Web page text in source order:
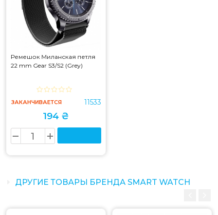
Ремешок Миланская петля
22 mm Gear S3/S2 (Grey)
ЗАКАНЧИВАЕТСЯ 11533
194 ₴
ДРУГИЕ ТОВАРЫ БРЕНДА SMART WATCH